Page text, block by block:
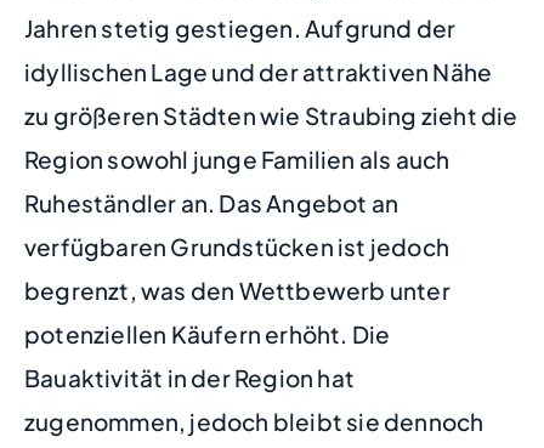
Jahren stetig gestiegen. Aufgrund der
idyllischen Lage und der attraktiven Nähe
zu größeren Städten wie Straubing zieht die
Region sowohl junge Familien als auch
Ruheständler an. Das Angebot an
verfügbaren Grundstücken ist jedoch
begrenzt, was den Wettbewerb unter
potenziellen Käufern erhöht. Die
Bauaktivität in der Region hat
zugenommen, jedoch bleibt sie dennoch